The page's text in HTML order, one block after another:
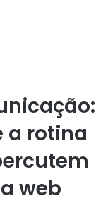
a rotina
web